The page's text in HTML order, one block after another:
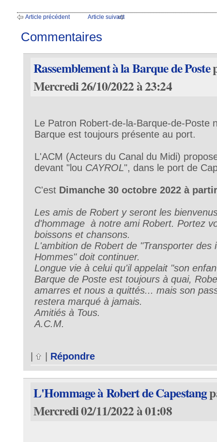
Article précédent Article suivant
Commentaires
Rassemblement à la Barque de Poste
Mercredi 26/10/2022 à 23:24
Le Patron Robert-de-la-Barque-de-Poste
Barque est toujours présente au port.
L'ACM (Acteurs du Canal du Midi)
devant "lou CAYROL", dans le port de
C'est Dimanche 30 octobre 2022 à
Les amis de Robert y seront les
d'hommage à notre ami Robert. Portez
boissons et chansons.
L'ambition de Robert de "Transporter des
Hommes" doit continuer.
Longue vie à celui qu'il appelait "son
Barque de Poste est toujours à quai,
amarres et nous a quittés... mais son
restera marqué à jamais.
Amitiés à Tous.
A.C.M.
Répondre
L'Hommage à Robert de Capestang
Mercredi 02/11/2022 à 01:08